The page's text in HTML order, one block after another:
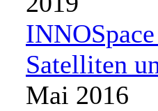
Satelliten
Mai 2016